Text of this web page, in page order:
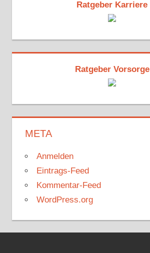
Ratgeber Karriere
Ratgeber Vorsorge
META
Anmelden
Eintrags-Feed
Kommentar-Feed
WordPress.org